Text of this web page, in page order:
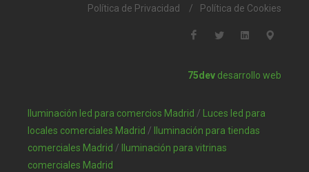
Política de Privacidad
/ Política de Cookies
75dev desarrollo web
Iluminación led para comercios Madrid /
Luces led para
locales comerciales Madrid /
Iluminación para tiendas
comerciales Madrid /
Iluminación para vitrinas
comerciales Madrid